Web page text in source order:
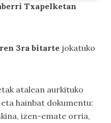
Txapelketan
3ra bitarte jokatuko
atalean aurkituko
hainbat dokumentu:
izen-emate orria,